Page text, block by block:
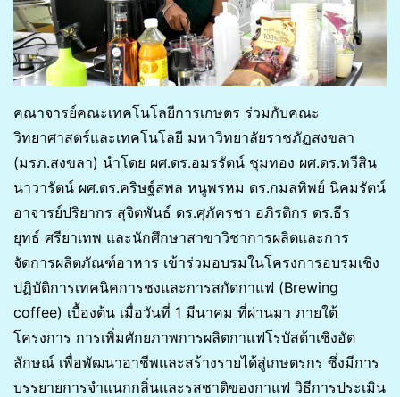
คณาจารย์คณะเทคโนโลยีการเกษตร ร่วมกับคณะ
วิทยาศาสตร์และเทคโนโลยี มหาวิทยาลัยราชภัฏสงขลา
(มรภ.สงขลา) นำโดย ผศ.ดร.อมรรัตน์ ชุมทอง ผศ.ดร.ทวีสิน
นาวารัตน์ ผศ.ดร.คริษฐ์สพล หนูพรหม ดร.กมลทิพย์ นิคมรัตน์
อาจารย์ปริยากร สุจิตพันธ์ ดร.ศุภัครชา อภิรติกร ดร.ธีร
ยุทธ์ ศรียาเทพ และนักศึกษาสาขาวิชาการผลิตและการ
จัดการผลิตภัณฑ์อาหาร เข้าร่วมอบรมในโครงการอบรมเชิง
ปฏิบัติการเทคนิคการชงและการสกัดกาแฟ (Brewing
coffee) เบื้องต้น เมื่อวันที่ 1 มีนาคม ที่ผ่านมา ภายใต้
โครงการ การเพิ่มศักยภาพการผลิตกาแฟโรบัสต้าเชิงอัต
ลักษณ์ เพื่อพัฒนาอาชีพและสร้างรายได้สู่เกษตรกร ซึ่งมีการ
บรรยายการจำแนกกลิ่นและรสชาติของกาแฟ วิธีการประเมิน